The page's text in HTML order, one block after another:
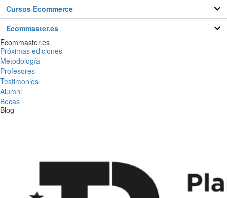
Cursos Ecommerce
Ecommaster.es
Ecommaster.es
Próximas ediciones
Metodología
Profesores
Testimonios
Alumni
Becas
Blog